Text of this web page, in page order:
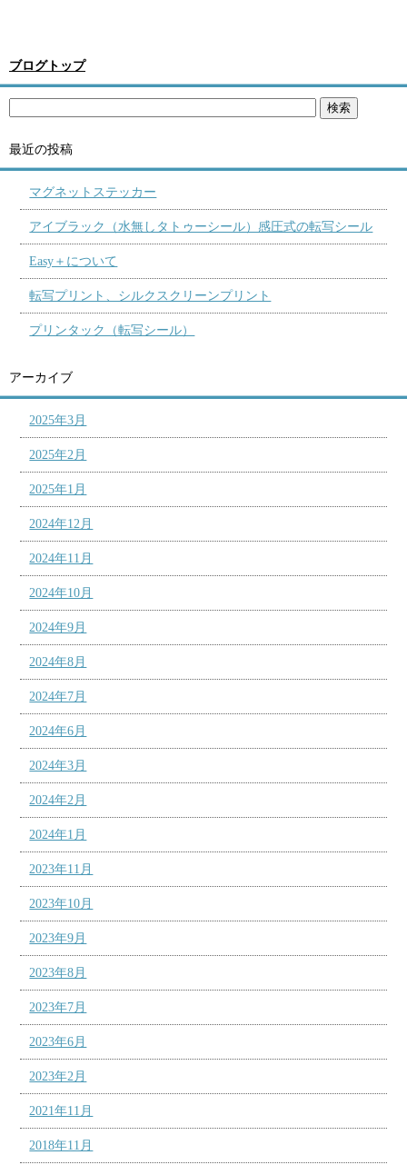
ブログトップ
最近の投稿
マグネットステッカー
アイブラック（水無しタトゥーシール）感圧式の転写シール
Easy＋について
転写プリント、シルクスクリーンプリント
プリンタック（転写シール）
アーカイブ
2025年3月
2025年2月
2025年1月
2024年12月
2024年11月
2024年10月
2024年9月
2024年8月
2024年7月
2024年6月
2024年3月
2024年2月
2024年1月
2023年11月
2023年10月
2023年9月
2023年8月
2023年7月
2023年6月
2023年2月
2021年11月
2018年11月